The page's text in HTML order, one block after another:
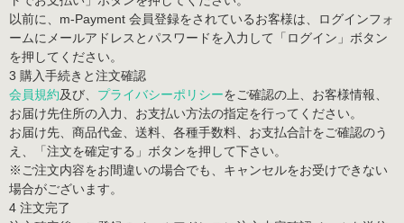
以前に、m-Payment 会員登録をされているお客様は、ログインフォ
ームにメールアドレスとパスワードを入力して「ログイン」ボタン
を押してください。
3 購入手続きと注文確認
会員規約及び、 プライバシーポリシーをご確認の上、お客様情報、
お届け先住所の入力、お支払い方法の指定を行ってください。
お届け先、商品代金、送料、各種手数料、お支払合計をご確認のう
え、「注文を確定する」ボタンを押して下さい。
※ご注文内容をお間違いの場合でも、キャンセルをお受けできない
場合がございます。
4 注文完了